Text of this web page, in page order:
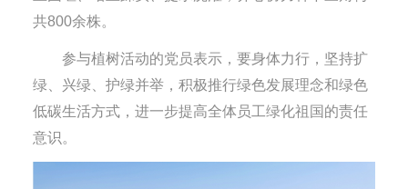
共800余株。
参与植树活动的党员表示，要身体力行，坚持扩
绿、兴绿、护绿并举，积极推行绿色发展理念和绿色
低碳生活方式，进一步提高全体员工绿化祖国的责任
意识。